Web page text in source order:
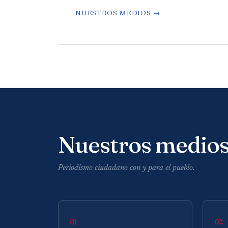
NUESTROS MEDIOS →
Nuestros
Periodismo ciudadano con y para el pueblo.
01 02